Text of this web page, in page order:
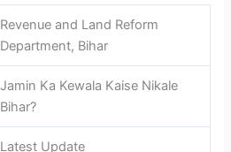
Revenue and Land Reform
Department, Bihar
Jamin Ka Kewala Kaise Nikale
Bihar?
Latest Update